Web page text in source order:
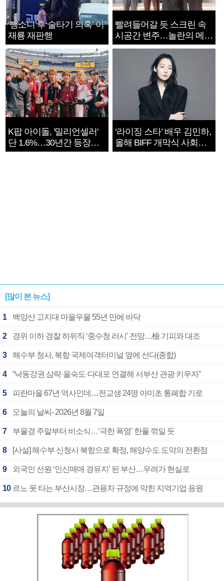
‘뺑소니 후 술타기 의혹’ 이
재룡 재판행
빨려들어갈 듯 스크린 속
시공간 변주…놀란의 메시
지는 ‘전쟁 속죄’
K팝 아이돌, '밀리언셀러'
단 1.6%…30년간 등장
1182개팀 전수조사
‘라이징 스타’ 배우 김민하,
올해 BIFF 개막식 사회자
확정
[많이 본 뉴스]
1 백양산 고지대 마을우물 55년 만에 바닥
2 경위 이하 경찰 하위직 ‘중수청 러시’ 전망…檢 기피와 대조
3 해수부 청사, 북항 국제여객터미널 옆에 선다(종합)
4 “낙동강권 삼락·을숙도·다대포 연결해 서부산 관광 키우자”
5 피란마을 67년 역사인데…전교생 24명 아미초 통폐합 기로
6 오늘의 날씨- 2026년 8월 7일
7 부울경 주말부터 비소식…‘극한 폭염’ 한풀 꺾일 듯
8 [사설] 해수부 신청사 북항으로 확정, 해양수도 도약의 전환점
9 외국인 선원 ‘인신매매 경유지’ 된 부산…우려가 현실로
10 르노 못 타는 부산시장…관용차 규정에 막힌 지역기업 응원